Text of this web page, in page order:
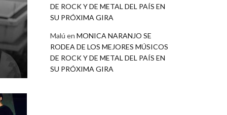
DE ROCK Y DE METAL DEL PAÍS EN
SU PRÓXIMA GIRA
Malú en MONICA NARANJO SE
RODEA DE LOS MEJORES MÚSICOS
DE ROCK Y DE METAL DEL PAÍS EN
SU PRÓXIMA GIRA